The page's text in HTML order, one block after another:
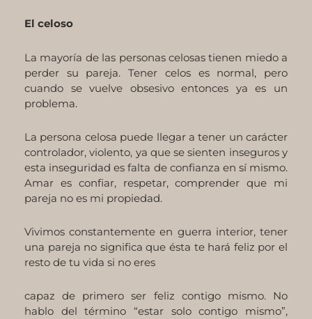
El celoso
La mayoría de las personas celosas tienen miedo a
perder su pareja. Tener celos es normal, pero
cuando se vuelve obsesivo entonces ya es un
problema.
La persona celosa puede llegar a tener un carácter
controlador, violento, ya que se sienten inseguros y
esta inseguridad es falta de confianza en sí mismo.
Amar es confiar, respetar, comprender que mi
pareja no es mi propiedad.
Vivimos constantemente en guerra interior, tener
una pareja no significa que ésta te hará feliz por el
resto de tu vida si no eres
capaz de primero ser feliz contigo mismo. No
hablo del término “estar solo contigo mismo”,